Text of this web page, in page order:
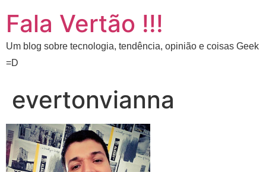
Fala Vertão !!!
Um blog sobre tecnologia, tendência, opinião e coisas Geek
=D
evertonvianna